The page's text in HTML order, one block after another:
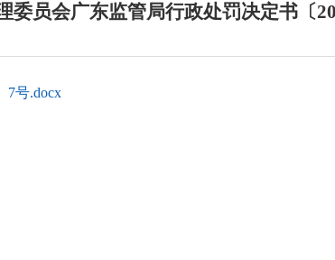
委员会广东监管局行政处罚决定书〔
7号.docx